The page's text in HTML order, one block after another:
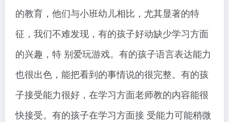
的教育，他们与小班幼儿相比，尤其显著的特
征，我们不难发现，有的孩子好动缺少学习方面
的兴趣，特 别爱玩游戏。有的孩子语言表达能力
也很出色，能把看到的事情说的很完整。有的孩
子接受能力很好，在学习方面老师教的内容能很
快接受。有的孩子在学习方面接 受能力可能稍微